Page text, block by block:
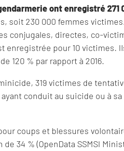
ont enregistré
soit 230 000 femmes
conjugales, directes, co-
enregistrée pour 10 victimes.
120 % par rapport à 2016.
319 victimes de
conduit au suicide ou à
coups et blessures
34 % (OpenData SSMSI